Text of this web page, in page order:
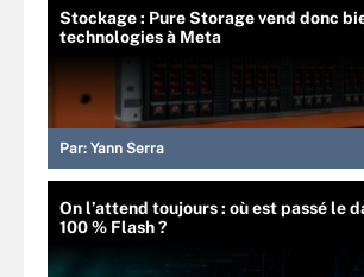
Stockage : Pure Storage vend donc
technologies à Meta
Par: Yann Serra
On l’attend toujours : où est passé le
100 % Flash ?